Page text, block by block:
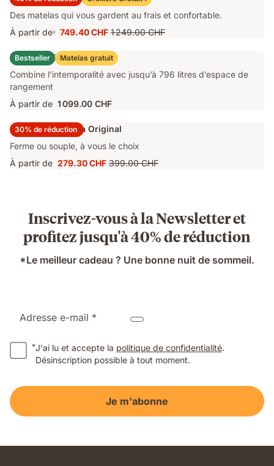
Des matelas qui vous gardent au frais et confortable.
À partir de3
Prix
749.40 CHF
749.40 CHF Prix
d'origine
1 249.00 CHF
1 249.00 CHF
Bestseller Matelas gratuit
Lit Coffre Emma Original
Combine l’intemporalité avec jusqu’à 796 litres d’espace de
rangement
À partir de 1 099.00 CHF
30% de réduction
Surmatelas Emma Original
Ferme ou souple, à vous le choix
À partir de Prix
279.30 CHF Prix
399.00 CHF
Inscrivez-vous à la Newsletter et
profitez jusqu'à 40% de réduction
*Le meilleur cadeau ? Une bonne nuit de sommeil.
Adresse e-mail *
*J'ai lu et accepte la politique de confidentialité.
Désinscription possible à tout moment.
Je m'abonne